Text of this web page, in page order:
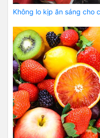
Không lo kịp ăn sáng cho